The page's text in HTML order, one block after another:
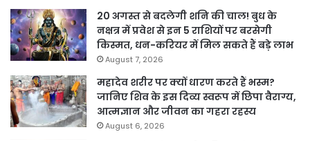
20 अगस्त से बदलेगी शनि की चाल! बुध के
नक्षत्र में प्रवेश से इन 5 राशियों पर बरसेगी
किस्मत, धन-करियर में मिल सकते हैं बड़े लाभ
August 7, 2026
महादेव शरीर पर क्यों धारण करते हैं भस्म?
जानिए शिव के इस दिव्य स्वरूप में छिपा वैराग्य,
आत्मज्ञान और जीवन का गहरा रहस्य
August 6, 2026